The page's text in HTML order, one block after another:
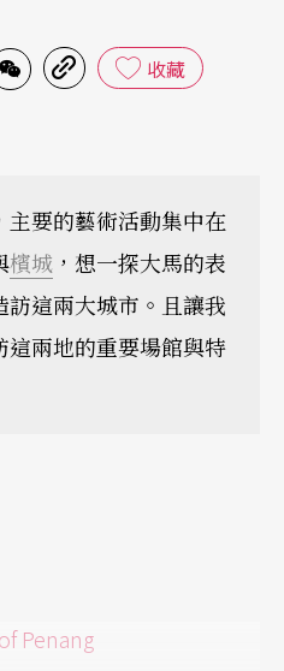
收藏
主要的藝術活動集中在
檳城 ，想一探大馬的表
這兩大城市。且讓我
兩地的重要場館與特
Penang